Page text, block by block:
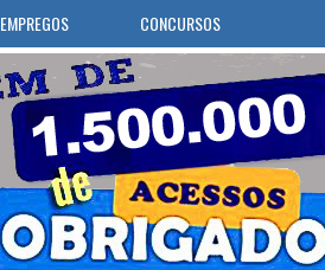
EMPREGOS CONCURSOS